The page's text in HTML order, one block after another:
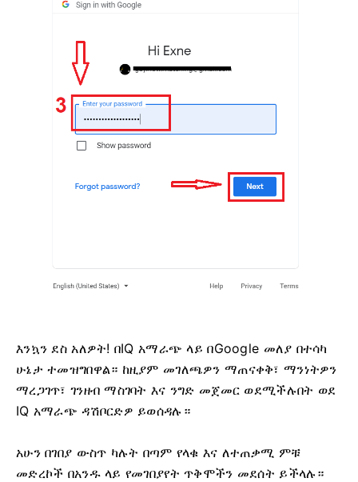
እንኳን ደስ አለዎት! በIQ አማራጭ ላይ በGoogle መለያ በተሳካ
ሁኔታ ተመዝግበዋል። ከዚያም መገለጫዎን ማጠናቀቅ፣ ማንነትዎን
ማረጋገጥ፣ ገንዘብ ማስገባት እና ንግድ መጀመር ወደሚችሉበት ወደ
IQ አማራጭ ዳሽቦርድዎ ይወሰዳሉ።
አሁን በገበያ ውስጥ ካሉት በጣም የላቁ እና ለተጠቃሚ ምቹ
መድረኮች በአንዱ ላይ የመገበያየት ጥቅሞችን መደሰት ይችላሉ።